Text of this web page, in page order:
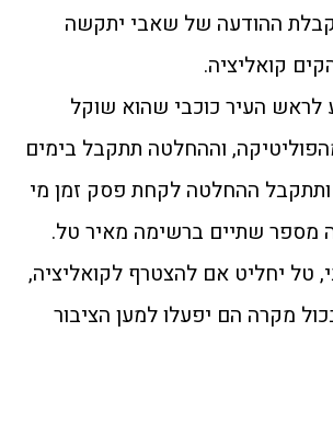
קבלת ההודעה של שאבי יתקשה
קואליציה.
לראש העיר כוכבי שהוא שוקל
וההחלטה תתקבל בימים
ותתקבל ההחלטה לקחת פסק זמן מי
מספר שתיים ברשימה מאיר טל.
טל יחליט אם להצטרף לקואליציה,
מקרה הם יפעלו למען הציבור